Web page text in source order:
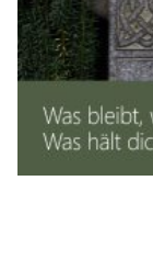
28.11.25 VON
Im Content-